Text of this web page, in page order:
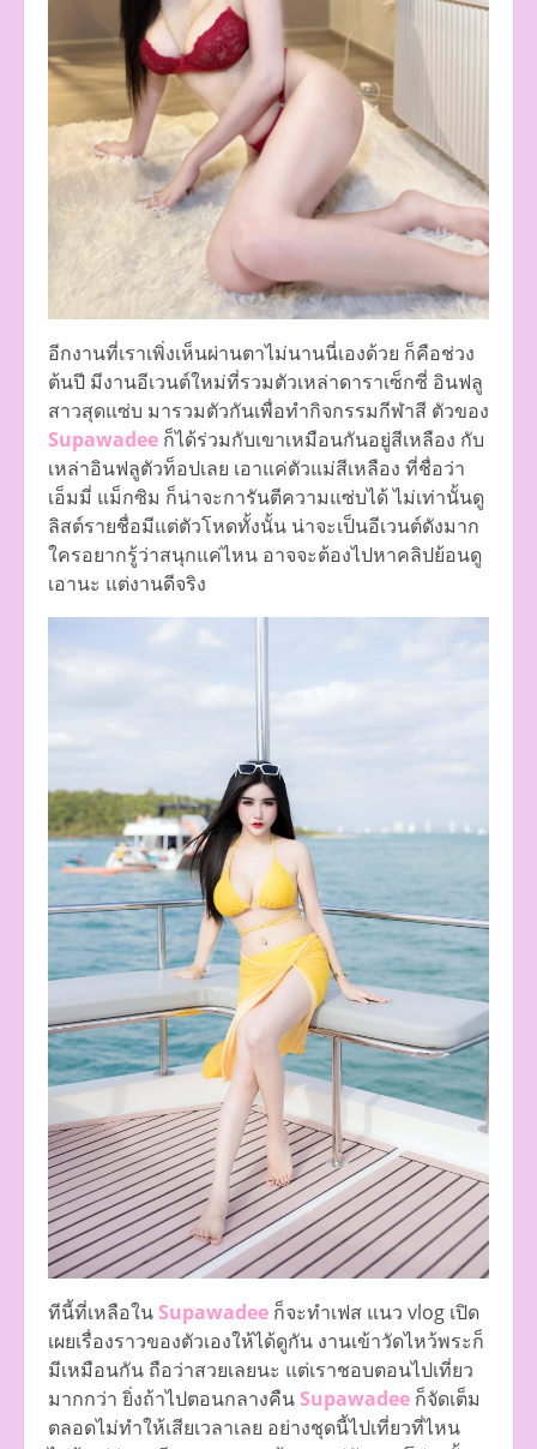
อีกงานที่เราเพิ่งเห็นผ่านตาไม่นานนี่เองด้วย ก็คือช่วง
ต้นปี มีงานอีเวนต์ใหม่ที่รวมตัวเหล่าดาราเซ็กซี่ อินฟลู
สาวสุดแซ่บ มารวมตัวกันเพื่อทำกิจกรรมกีฬาสี ตัวของ
Supawadee ก็ได้ร่วมกับเขาเหมือนกันอยู่สีเหลือง กับ
เหล่าอินฟลูตัวท็อปเลย เอาแค่ตัวแม่สีเหลือง ที่ชื่อว่า
เอ็มมี่ แม็กซิม ก็น่าจะการันตีความแซ่บได้ ไม่เท่านั้นดู
ลิสต์รายชื่อมีแต่ตัวโหดทั้งนั้น น่าจะเป็นอีเวนต์ดังมาก
ใครอยากรู้ว่าสนุกแค่ไหน อาจจะต้องไปหาคลิปย้อนดู
เอานะ แต่งานดีจริง
ทีนี้ที่เหลือในSupawadee ก็จะทำเฟส แนว vlog เปิด
เผยเรื่องราวของตัวเองให้ได้ดูกัน งานเข้าวัดไหว้พระก็
มีเหมือนกัน ถือว่าสวยเลยนะ แต่เราชอบตอนไปเที่ยว
มากกว่า ยิ่งถ้าไปตอนกลางคืนSupawadee ก็จัดเต็ม
ตลอดไม่ทำให้เสียเวลาเลย อย่างชุดนี้ไปเที่ยวที่ไหน